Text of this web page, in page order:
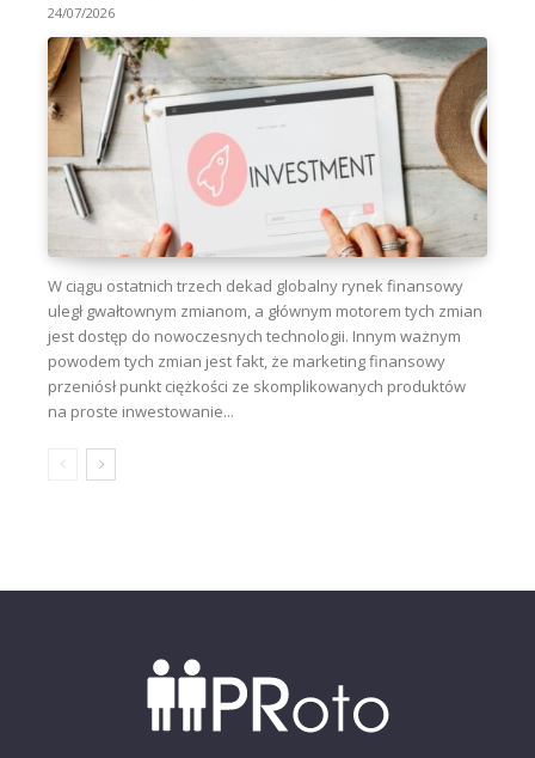
24/07/2026
W ciągu ostatnich trzech dekad globalny rynek finansowy
uległ gwałtownym zmianom, a głównym motorem tych zmian
jest dostęp do nowoczesnych technologii. Innym ważnym
powodem tych zmian jest fakt, że marketing finansowy
przeniósł punkt ciężkości ze skomplikowanych produktów
na proste inwestowanie...